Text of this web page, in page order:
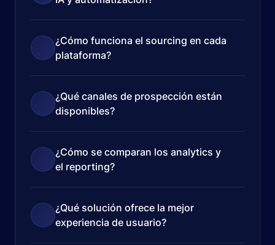
¿Cómo funciona el sourcing en cada
plataforma?
¿Qué canales de prospección están
disponibles?
¿Cómo se comparan los analytics y
el reporting?
¿Qué solución ofrece la mejor
experiencia de usuario?